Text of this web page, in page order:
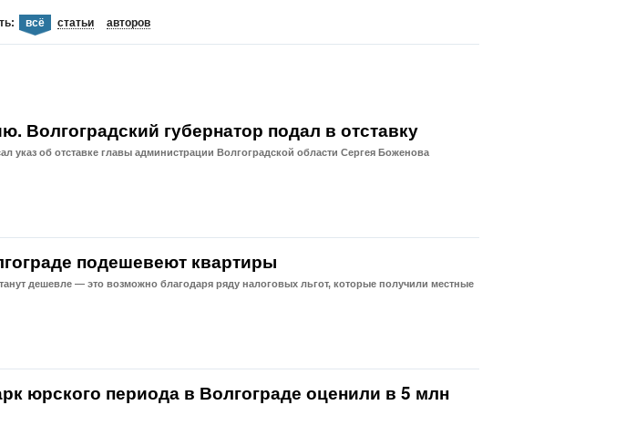
всё статьи авторов
Волгоградский губернатор подал в отставку
указ об отставке главы администрации Волгоградской области Сергея Боженова
подешевеют квартиры
дешевле — это возможно благодаря ряду налоговых льгот, которые получили местные
юрского периода в Волгограде оценили в 5 млн